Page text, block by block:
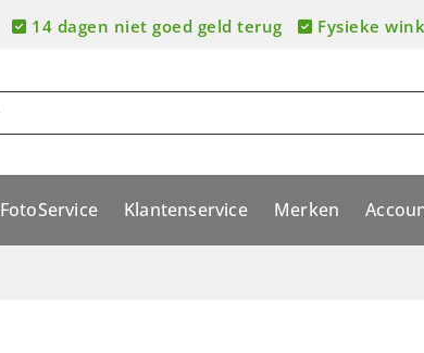
14 dagen niet goed geld terug Fysieke
FotoService Klantenservice Merken